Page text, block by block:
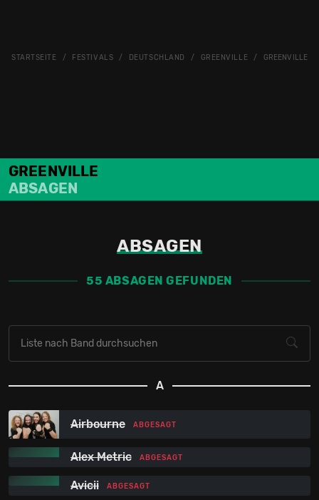
STARTSEITE FESTIVALS DEUTSCHLAND GREENVILLE GREENVILLE
GREENVILLE
ABSAGEN
ABSAGEN
55 ABSAGEN GEFUNDEN
A
Airbourne ABGESAGT
Alex Metric ABGESAGT
Avicii ABGESAGT